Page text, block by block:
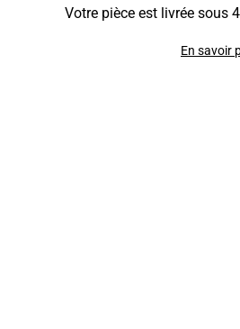
Votre pièce est livrée sous
En savoir